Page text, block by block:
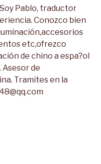
Pablo, traductor
Conozco bien
etc,ofrezco
de chino a espa?ol
de
Tramites en la